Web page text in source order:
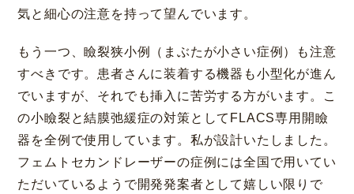
気と細心の注意を持って望んでいます。
もう一つ、瞼裂狭小例（まぶたが小さい症例）も注意
すべきです。患者さんに装着する機器も小型化が進ん
でいますが、それでも挿入に苦労する方がいます。こ
の小瞼裂と結膜弛緩症の対策としてFLACS専用開瞼
器を全例で使用しています。私が設計いたしました。
フェムトセカンドレーザーの症例には全国で用いてい
ただいているようで開発発案者として嬉しい限りで